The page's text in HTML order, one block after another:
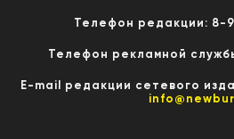
Телефон редакции: 8-
Телефон рекламной
E-mail редакции сетевого